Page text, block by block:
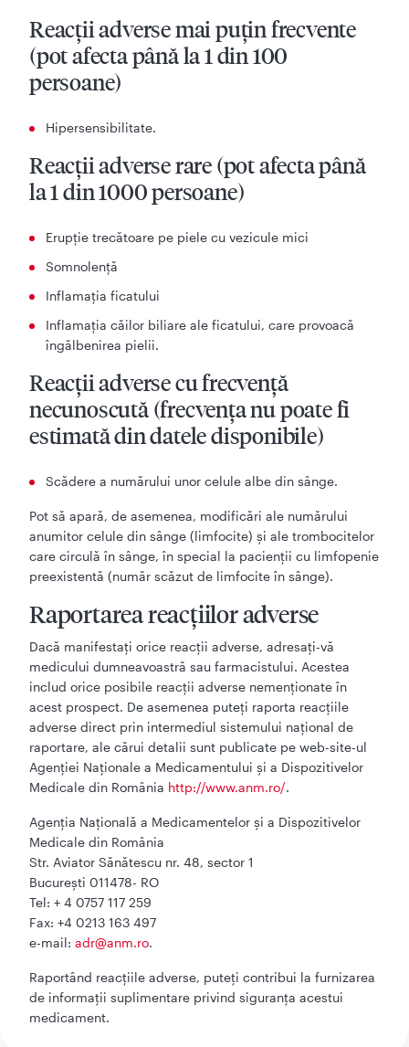
Reacţii adverse mai puţin frecvente
(pot afecta până la 1 din 100
persoane)
Hipersensibilitate.
Reacţii adverse rare (pot afecta până
la 1 din 1000 persoane)
Erupție trecătoare pe piele cu vezicule mici
Somnolență
Inflamația ficatului
Inflamația căilor biliare ale ficatului, care provoacă
îngălbenirea pielii.
Reacţii adverse cu frecvenţă
necunoscută (frecvenţa nu poate fi
estimată din datele disponibile)
Scădere a numărului unor celule albe din sânge.
Pot să apară, de asemenea, modificări ale numărului
anumitor celule din sânge (limfocite) şi ale trombocitelor
care circulă în sânge, în special la pacienţii cu limfopenie
preexistentă (număr scăzut de limfocite în sânge).
Raportarea reacţiilor adverse
Dacă manifestaţi orice reacţii adverse, adresaţi-vă
medicului dumneavoastră sau farmacistului. Acestea
includ orice posibile reacţii adverse nemenţionate în
acest prospect. De asemenea puteţi raporta reacţiile
adverse direct prin intermediul sistemului național de
raportare, ale cărui detalii sunt publicate pe web-site-ul
Agenției Naționale a Medicamentului și a Dispozitivelor
Medicale din România http://www.anm.ro/.
Agenţia Naţională a Medicamentelor şi a Dispozitivelor
Medicale din România
Str. Aviator Sănătescu nr. 48, sector 1
Bucureşti 011478- RO
Tel: + 4 0757 117 259
Fax: +4 0213 163 497
e-mail: adr@anm.ro.
Raportând reacţiile adverse, puteţi contribui la furnizarea
de informaţii suplimentare privind siguranţa acestui
medicament.